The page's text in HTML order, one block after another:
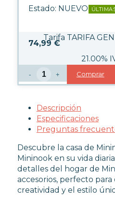
HOGAR
MODA
REGALOS FRIKIS
PAPELERÍA
ACCESORIOS
JUEGOS
OUTLET
Estado: NUEVO
74,99 €
Tarifa TARIFA
21.00%
- + Comprar
Descripción
Especificaciones
Preguntas
Descubre la casa de
Mininook en su vida
detalles del hogar de
accesorios, perfecto
creatividad y el estilo